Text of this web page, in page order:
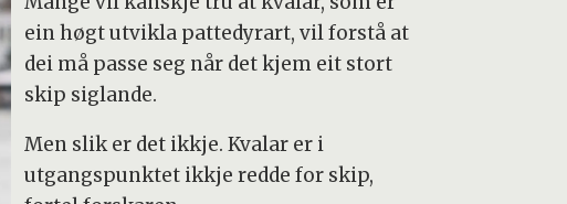
ein høgt utvikla pattedyrart, vil forstå at
dei må passe seg når det kjem eit stort
skip siglande.
Men slik er det ikkje. Kvalar er i
utgangspunktet ikkje redde for skip,